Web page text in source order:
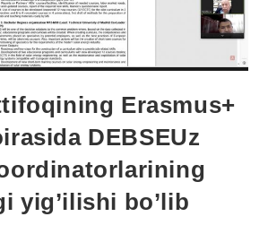
Erasmus+
DEBSEUz
yig’ilishi bo’lib